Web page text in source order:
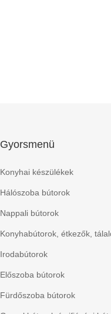
Gyorsmenü
Konyhai készülékek
Hálószoba bútorok
Nappali bútorok
Konyhabútorok, étkezők,
Irodabútorok
Előszoba bútorok
Fürdőszoba bútorok